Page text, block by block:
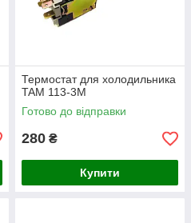
Термостат для холодильника
TAM 113-3M
Готово до відправки
280 ₴
Купити